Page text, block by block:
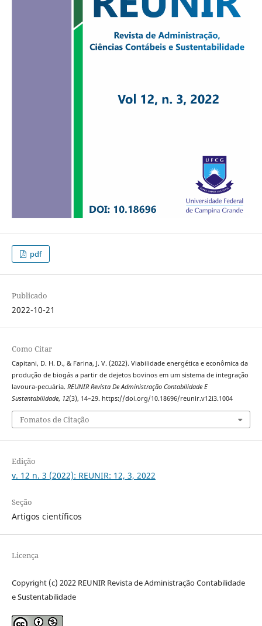
pdf
Publicado
2022-10-21
Como Citar
Capitani, D. H. D., & Farina, J. V. (2022). Viabilidade energética e econômica da
produção de biogás a partir de dejetos bovinos em um sistema de integração
lavoura-pecuária. REUNIR Revista De Administração Contabilidade E
Sustentabilidade, 12(3), 14–29. https://doi.org/10.18696/reunir.v12i3.1004
Fomatos de Citação
Edição
v. 12 n. 3 (2022): REUNIR: 12, 3, 2022
Seção
Artigos científicos
Licença
Copyright (c) 2022 REUNIR Revista de Administração Contabilidade
e Sustentabilidade